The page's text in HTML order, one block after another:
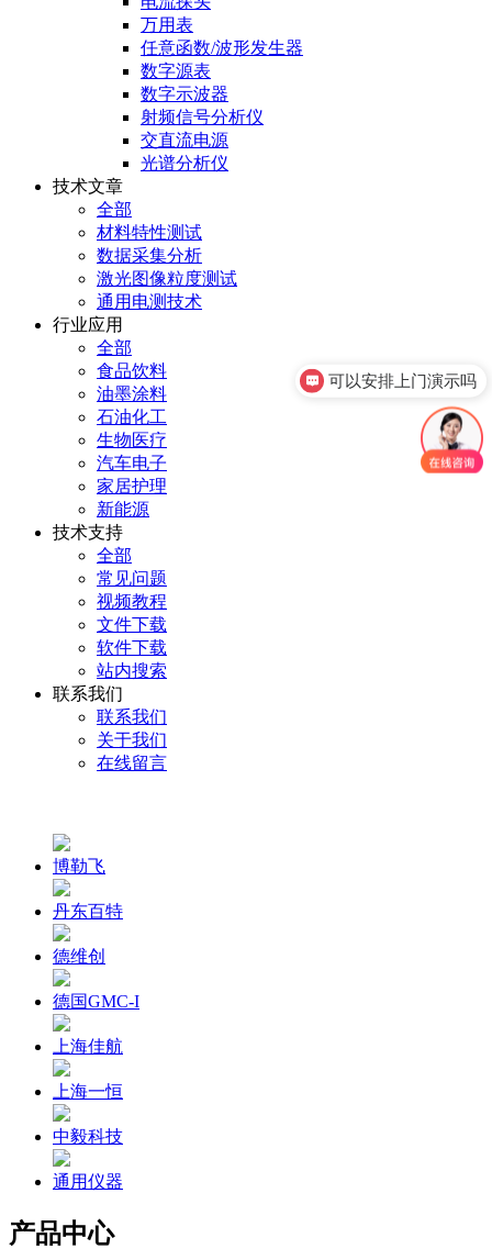
万用表
任意函数/波形发生器
数字源表
数字示波器
射频信号分析仪
交直流电源
光谱分析仪
技术文章
全部
材料特性测试
数据采集分析
激光图像粒度测试
通用电测技术
行业应用
全部
食品饮料
油墨涂料
石油化工
生物医疗
汽车电子
家居护理
新能源
技术支持
全部
常见问题
视频教程
文件下载
软件下载
站内搜索
联系我们
联系我们
关于我们
在线留言
博勒飞
丹东百特
德维创
德国GMC-I
上海佳航
上海一恒
中毅科技
通用仪器
产品中心
可以安排上门演示吗